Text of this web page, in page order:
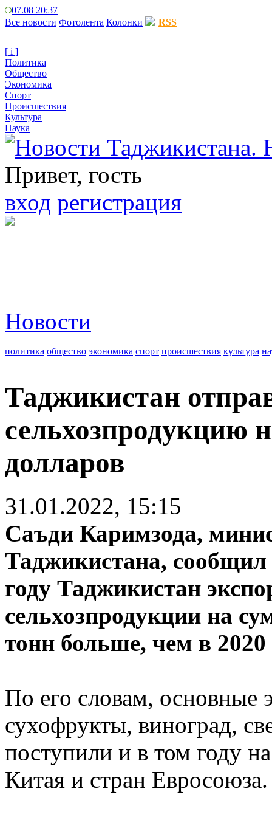
07.08 20:37
Все новости Фотолента Колонки RSS
[ i ]
Политика
Общество
Экономика
Спорт
Происшествия
Культура
Наука
Привет, гость
вход регистрация
Новости
политика общество экономика спорт происшествия культура
Таджикистан
сельхозпродукцию
долларов
31.01.2022, 15:15
Саъди Каримзода,
Таджикистана,
году Таджикистан
сельхозпродукции на
тонн больше, чем в
По его словам, основные
сухофрукты, виноград,
поступили и в том году
Китая и стран Евросоюза.